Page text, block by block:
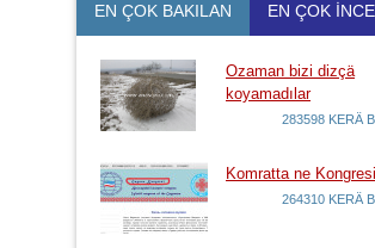
EN ÇOK BAKILAN EN ÇOK
Ozaman bizi dizçä
koyamadılar
283598 KERÄ
Komratta ne
264310 KERÄ